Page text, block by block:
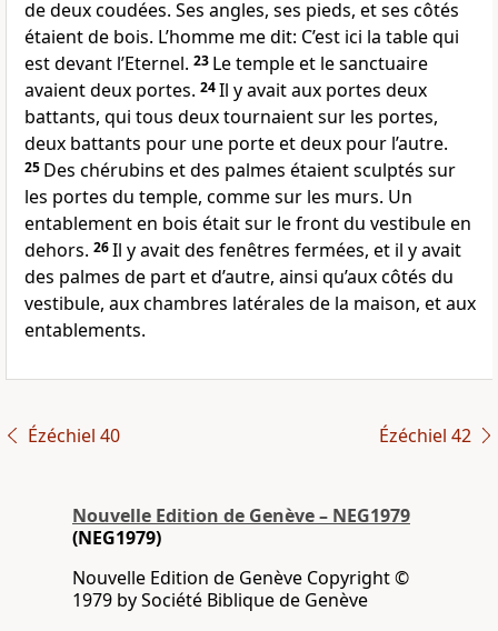
de deux coudées. Ses angles, ses pieds, et ses côtés
étaient de bois. L’homme me dit: C’est ici la table qui
est devant l’Eternel. 23 Le temple et le sanctuaire
avaient deux portes. 24Il y avait aux portes deux
battants, qui tous deux tournaient sur les portes,
deux battants pour une porte et deux pour l’autre.
25 Des chérubins et des palmes étaient sculptés sur
les portes du temple, comme sur les murs. Un
entablement en bois était sur le front du vestibule en
dehors. 26Il y avait des fenêtres fermées, et il y avait
des palmes de part et d’autre, ainsi qu’aux côtés du
vestibule, aux chambres latérales de la maison, et aux
entablements.
Ézéchiel 40 Ézéchiel 42
Nouvelle Edition de Genève – NEG1979
(NEG1979)
Nouvelle Edition de Genève Copyright ©
1979 by Société Biblique de Genève